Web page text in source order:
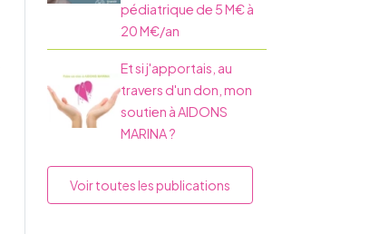
pédiatrique de 5 M€ à
20 M€/an
Et si j'apportais, au
travers d'un don, mon
soutien à AIDONS
MARINA ?
Voir toutes les publications